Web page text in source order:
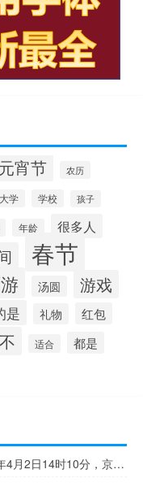
元宵节 农历
大学 学校 孩子
年龄 很多人
春节
汤圆 游戏
是 礼物 红包
适合 都是
2024-04-02 14:51： 路况信息：2024年4月2日14时10分，京港澳高速潭耒（潭衡）段新塘收费站附近以北K1595处南往北因施工车流量大造成交通通行缓慢，至14时49分已恢复正常通行。Sa85Za ​​​